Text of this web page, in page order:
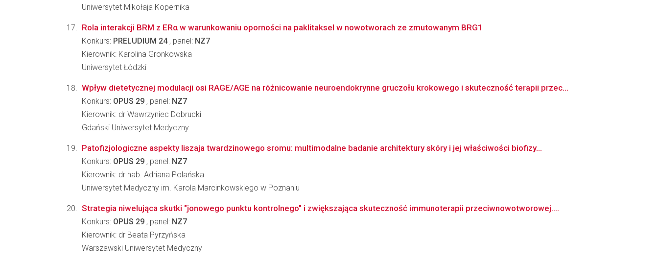
Uniwersytet Mikołaja Kopernika
Rola interakcji BRM z ERα w warunkowaniu oporności na paklitaksel w nowotworach ze zmutowanym BRG1
Konkurs: PRELUDIUM 24, panel: NZ7
Kierownik: Karolina Gronkowska
Uniwersytet Łódzki
Wpływ dietetycznej modulacji osi RAGE/AGE na różnicowanie neuroendokrynne gruczołu krokowego i skuteczność terapii przec...
Konkurs: OPUS 29 , panel: NZ7
Kierownik: dr Wawrzyniec Dobrucki
Gdański Uniwersytet Medyczny
Patofizjologiczne aspekty liszaja twardzinowego sromu: multimodalne badanie architektury skóry i jej właściwości biofizy...
Konkurs: OPUS 29 , panel: NZ7
Kierownik: dr hab. Adriana Polańska
Uniwersytet Medyczny im. Karola Marcinkowskiego w Poznaniu
Strategia niwelująca skutki "jonowego punktu kontrolnego" i zwiększająca skuteczność immunoterapii przeciwnowotworowej....
Konkurs: OPUS 29 , panel: NZ7
Kierownik: dr Beata Pyrzyńska
Warszawski Uniwersytet Medyczny